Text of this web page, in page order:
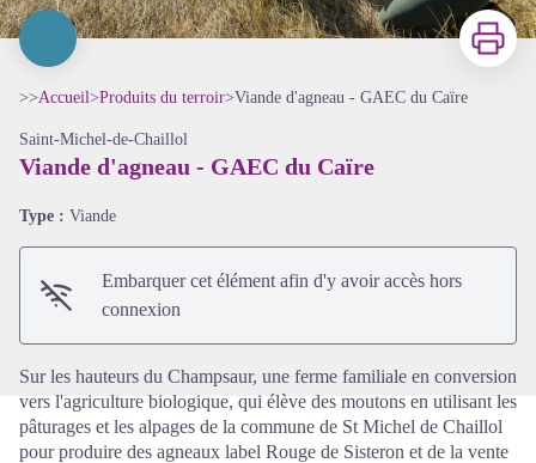
Imprimer
>>Accueil>Produits du terroir>Viande d'agneau - GAEC du Caïre
Saint-Michel-de-Chaillol
Viande d'agneau - GAEC du Caïre
Type : Viande
Embarquer cet élément afin d'y avoir accès hors
connexion
Sur les hauteurs du Champsaur, une ferme familiale en conversion
vers l'agriculture biologique, qui élève des moutons en utilisant les
pâturages et les alpages de la commune de St Michel de Chaillol
pour produire des agneaux label Rouge de Sisteron et de la vente